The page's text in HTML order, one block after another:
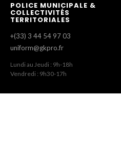
POLICE MUNICIPALE &
COLLECTIVITÉS
TERRITORIALES
+(33) 3 44 54 97 03
uniform@gkpro.fr
Lundi au Jeudi : 9h-18h
Vendredi : 9h30-17h